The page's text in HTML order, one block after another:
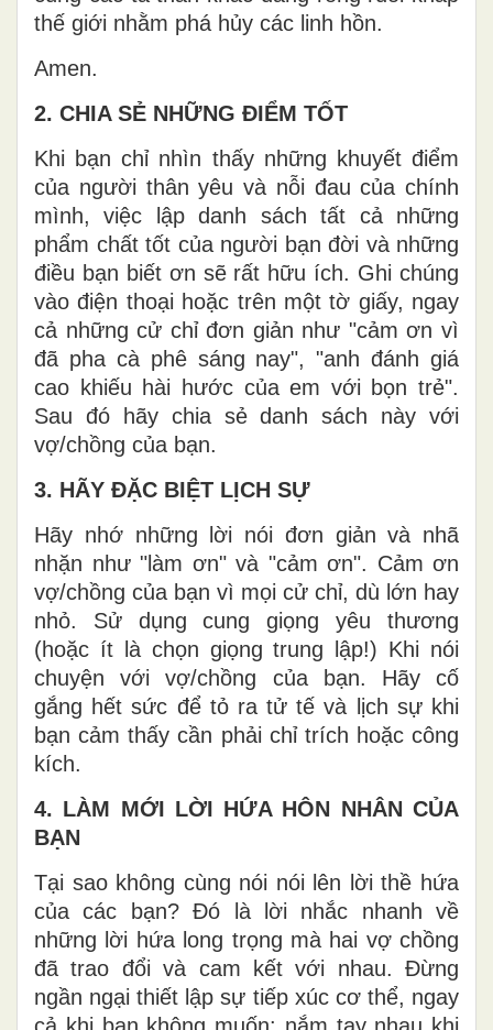
thế giới nhằm phá hủy các linh hồn.
Amen.
2. CHIA SẺ NHỮNG ĐIỂM TỐT
Khi bạn chỉ nhìn thấy những khuyết điểm
của người thân yêu và nỗi đau của chính
mình, việc lập danh sách tất cả những
phẩm chất tốt của người bạn đời và những
điều bạn biết ơn sẽ rất hữu ích. Ghi chúng
vào điện thoại hoặc trên một tờ giấy, ngay
cả những cử chỉ đơn giản như "cảm ơn vì
đã pha cà phê sáng nay", "anh đánh giá
cao khiếu hài hước của em với bọn trẻ".
Sau đó hãy chia sẻ danh sách này với
vợ/chồng của bạn.
3. HÃY ĐẶC BIỆT LỊCH SỰ
Hãy nhớ những lời nói đơn giản và nhã
nhặn như "làm ơn" và "cảm ơn". Cảm ơn
vợ/chồng của bạn vì mọi cử chỉ, dù lớn hay
nhỏ. Sử dụng cung giọng yêu thương
(hoặc ít là chọn giọng trung lập!) Khi nói
chuyện với vợ/chồng của bạn. Hãy cố
gắng hết sức để tỏ ra tử tế và lịch sự khi
bạn cảm thấy cần phải chỉ trích hoặc công
kích.
4. LÀM MỚI LỜI HỨA HÔN NHÂN CỦA
BẠN
Tại sao không cùng nói nói lên lời thề hứa
của các bạn? Đó là lời nhắc nhanh về
những lời hứa long trọng mà hai vợ chồng
đã trao đổi và cam kết với nhau. Đừng
ngần ngại thiết lập sự tiếp xúc cơ thể, ngay